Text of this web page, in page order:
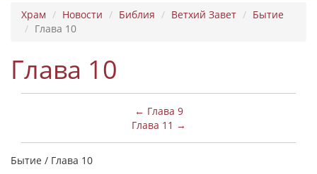
Храм Новости Библия Ветхий Завет
Бытие
Глава 10
Глава 10
← Глава 9
Глава 11 →
Бытие / Глава 10